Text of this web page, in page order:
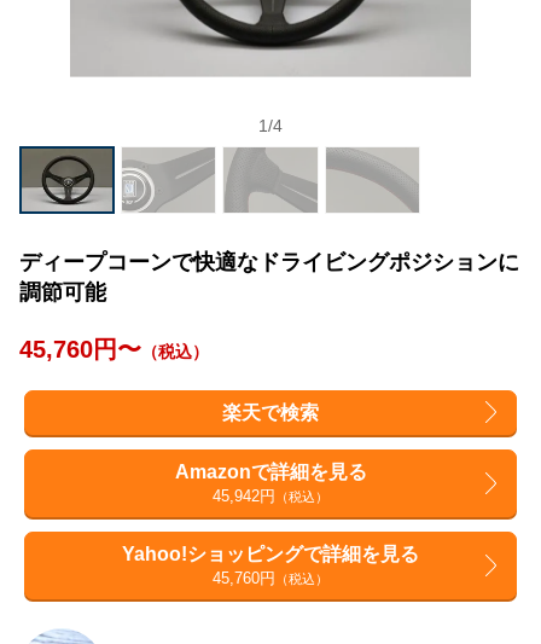
1/4
ディープコーンで快適なドライビングポジションに
調節可能
45,760円〜 （税込）
楽天で検索
Amazonで詳細を見る
45,942円 （税込）
Yahoo!ショッピングで詳細を見る
45,760円 （税込）